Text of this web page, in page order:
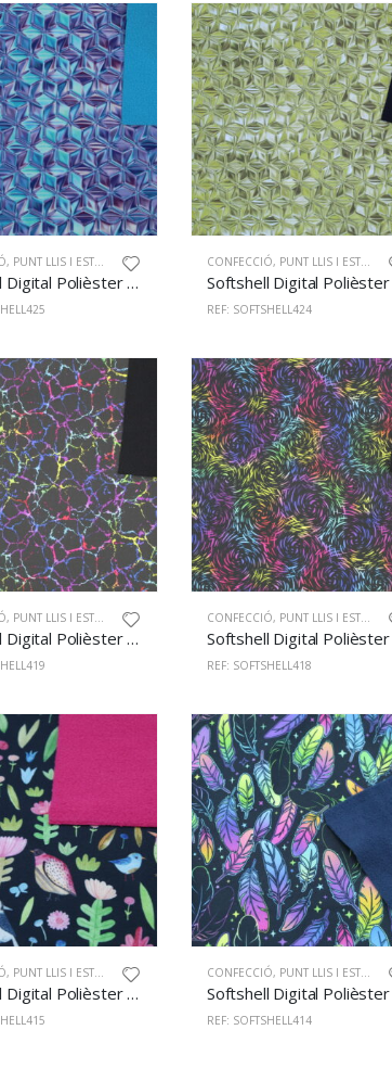
, PUNT LLIS I ESTAMPAT
Softshell Digital Polièster 100% 145cm 425
CONFECCIÓ, PUNT LLIS I ESTAMPAT
REF: SOFTSHELL424
, PUNT LLIS I ESTAMPAT
Softshell Digital Polièster 100% 145cm 419
CONFECCIÓ, PUNT LLIS I ESTAMPAT
REF: SOFTSHELL418
, PUNT LLIS I ESTAMPAT
Softshell Digital Polièster 100% 145cm 415
CONFECCIÓ, PUNT LLIS I ESTAMPAT
REF: SOFTSHELL414